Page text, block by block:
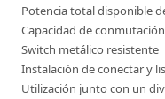
Potencia total disponible
Capacidad de
Switch metálico resistente
Instalación de conectar y
Utilización junto con un